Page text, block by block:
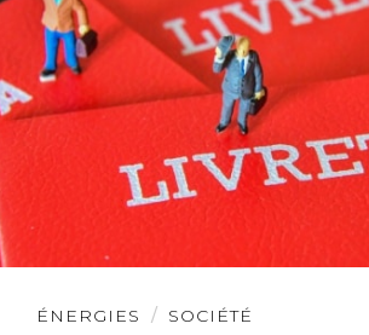
ÉNERGIES SOCIÉTÉ
Lire